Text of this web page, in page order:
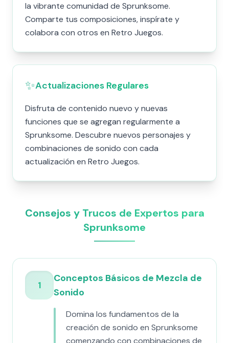
la vibrante comunidad de Sprunksome.
Comparte tus composiciones, inspírate y
colabora con otros en Retro Juegos.
✨Actualizaciones Regulares
Disfruta de contenido nuevo y nuevas
funciones que se agregan regularmente a
Sprunksome. Descubre nuevos personajes y
combinaciones de sonido con cada
actualización en Retro Juegos.
Consejos y Trucos de Expertos para
Sprunksome
1
Conceptos Básicos de Mezcla de
Sonido
Domina los fundamentos de la
creación de sonido en Sprunksome
comenzando con combinaciones de